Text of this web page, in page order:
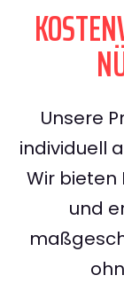
Unsere
individuell
Wir bieten
und